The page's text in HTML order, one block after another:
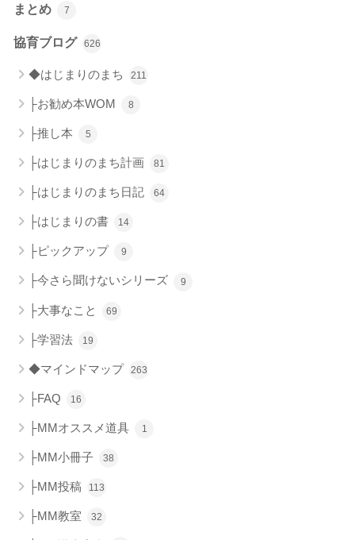
まとめ 7
協育ブログ 626
◆はじまりのまち 211
├お勧め本WOM 8
├推し本 5
├はじまりのまち計画 81
├はじまりのまち日記 64
├はじまりの書 14
├ピックアップ 9
├今さら聞けないシリーズ 9
├大事なこと 69
├学習法 19
◆マインドマップ 263
├FAQ 16
├MMオススメ道具 1
├MM小冊子 38
├MM投稿 113
├MM教室 32